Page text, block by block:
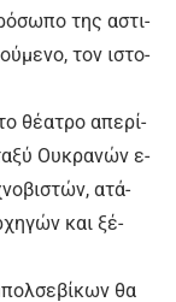
της α­στι­
τον ι­στο­
θέ­α­τρο α­πε­ρί­
Ου­κρα­νών ε­
α­τά­
και ξέ­
θα